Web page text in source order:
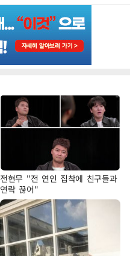
전현무 "전 연인 집착에 친구들과
연락 끊어"